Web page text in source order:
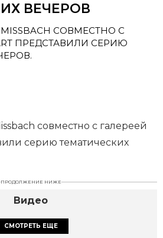
ВЕЧЕРОВ
СОВМЕСТНО С
ПРЕДСТАВИЛИ СЕРИЮ
совместно с галереей
серию тематических
ПРОДОЛЖЕНИЕ НИЖЕ
Видео
СМОТРЕТЬ ЕЩЕ